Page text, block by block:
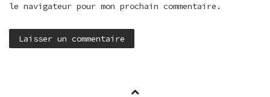
le navigateur pour mon prochain commentaire.